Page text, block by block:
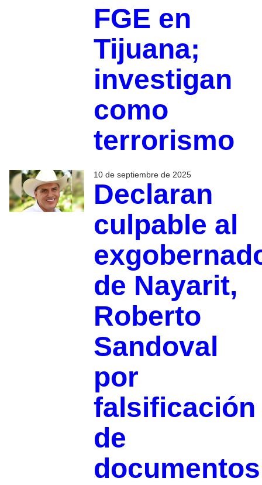
FGE en
Tijuana;
investigan
como
terrorismo
10 de septiembre de 2025
Declaran
culpable al
de Nayarit,
Roberto
Sandoval
por
falsificación
de
documentos